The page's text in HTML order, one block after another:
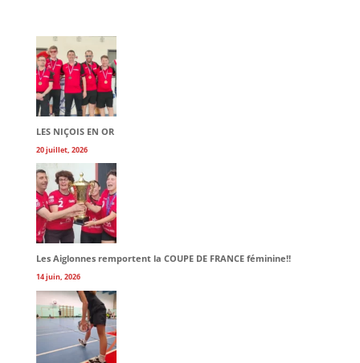
LES NIÇOIS EN OR
20 juillet, 2026
Les Aiglonnes remportent la COUPE DE FRANCE féminine!!
14 juin, 2026